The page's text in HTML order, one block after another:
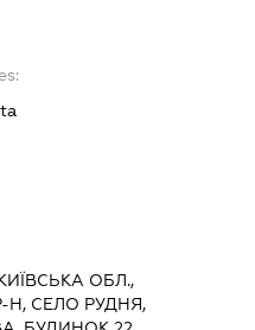
ОБЛ.,
Н, СЕЛО РУДНЯ,